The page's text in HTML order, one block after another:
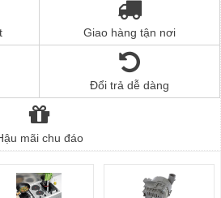
Giao hàng tận nơi
Đổi trả dễ dàng
mãi chu đáo